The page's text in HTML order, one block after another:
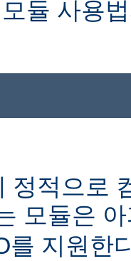
듈 사용
정적으로
모듈은
를 지원한